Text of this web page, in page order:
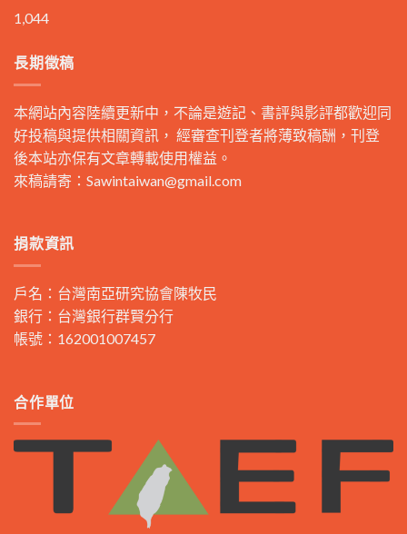
1,044
長期徵稿
本網站內容陸續更新中，不論是遊記、書評與影評都歡迎同
好投稿與提供相關資訊， 經審查刊登者將薄致稿酬，刊登
後本站亦保有文章轉載使用權益。
來稿請寄： Sawintaiwan@gmail.com
捐款資訊
戶名：台灣南亞研究協會陳牧民
銀行：台灣銀行群賢分行
帳號：162001007457
合作單位